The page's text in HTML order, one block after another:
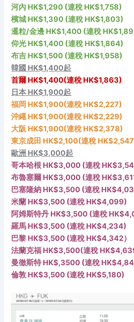
河內 HK$1,290 (連稅 HK$1,758)
檳城 HK$1,390 (連稅 HK$1,803)
暹粒/金邊 HK$1,400 (連稅
仰光 HK$1,400 (連稅 HK$1,864)
布吉 HK$1,500 (連稅 HK$1,958)
韓國 HK$1,400起
首爾 HK$1,400(連稅 HK$1,863)
日本 HK$1,900起
福岡 HK$1,900(連稅 HK$2,227)
沖繩 HK$1,900(連稅 HK$2,229)
大阪 HK$1,900(連稅 HK$2,378)
東京成田 HK$2,100(連稅
歐洲 HK$3,000起
哥本哈根 HK$3,000 (連稅
布魯塞爾 HK$3,000 (連稅
巴塞隆納 HK$3,500 (連稅
米蘭 HK$3,500 (連稅 HK$4,099)
阿姆斯特丹 HK$3,500 (連稅
羅馬 HK$3,500 (連稅 HK$4,234)
巴黎 HK$3,500 (連稅 HK$4,342）
法蘭克福 HK$3,500(連稅
曼徹斯特 HK$,3500 (連稅
倫敦 HK$3,500 (連稅 HK$5,180)